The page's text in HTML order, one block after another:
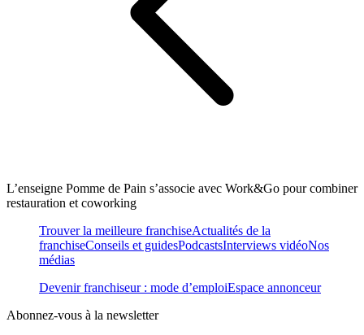
L’enseigne Pomme de Pain s’associe avec Work&Go pour combiner
restauration et coworking
Trouver la meilleure franchiseActualités de la
franchiseConseils et guidesPodcastsInterviews vidéoNos
médias
Devenir franchiseur : mode d’emploiEspace annonceur
Abonnez-vous à la newsletter